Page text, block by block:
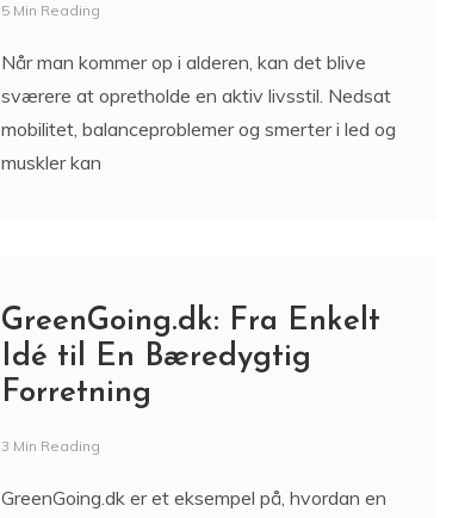
5 Min Reading
Når man kommer op i alderen, kan det blive
sværere at opretholde en aktiv livsstil. Nedsat
mobilitet, balanceproblemer og smerter i led og
muskler kan
GreenGoing.dk: Fra Enkelt
Idé til En Bæredygtig
Forretning
3 Min Reading
GreenGoing.dk er et eksempel på, hvordan en